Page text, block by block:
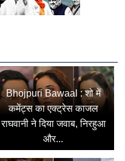
Bhojpuri Bawaal : शो में
कमेंट्स का एक्ट्रेस काजल
राघवानी ने दिया जवाब, निरहुआ
और...